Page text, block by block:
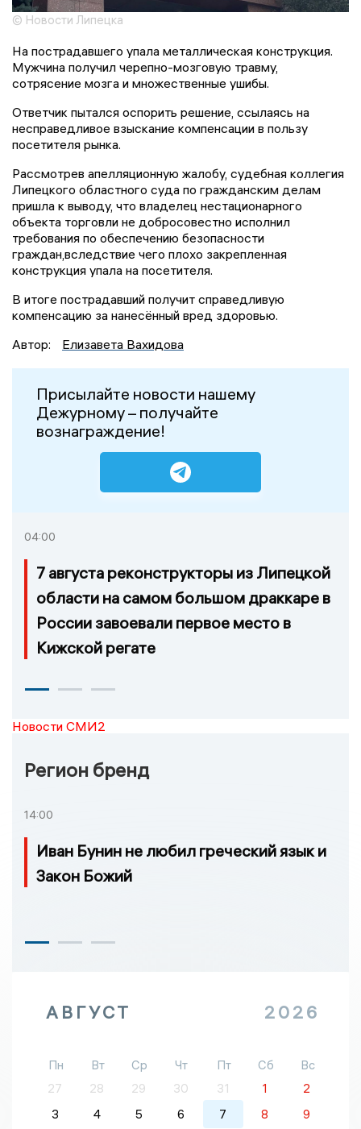
© Новости Липецка
На пострадавшего упала металлическая конструкция.
Мужчина получил черепно-мозговую травму,
сотрясение мозга и множественные ушибы.
Ответчик пытался оспорить решение, ссылаясь на
несправедливое взыскание компенсации в пользу
посетителя рынка.
Рассмотрев апелляционную жалобу, судебная коллегия
Липецкого областного суда по гражданским делам
пришла к выводу, что владелец нестационарного
объекта торговли не добросовестно исполнил
требования по обеспечению безопасности
граждан,вследствие чего плохо закрепленная
конструкция упала на посетителя.
В итоге пострадавший получит справедливую
компенсацию за нанесённый вред здоровью.
Автор:
Елизавета Вахидова
Присылайте новости нашему
Дежурному – получайте
вознаграждение!
04:00
7 августа реконструкторы из Липецкой
области на самом большом драккаре в
России завоевали первое место в
Кижской регате
Новости СМИ2
Регион бренд
14:00
Иван Бунин не любил греческий язык и
Закон Божий
АВГУСТ 2026
Пн Вт Ср Чт Пт Сб
Вс
27
28 29 30 31 1
2
3
4 5 6 7 8
9